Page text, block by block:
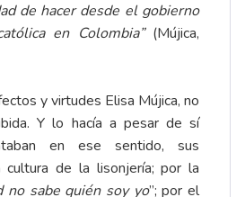
de hacer desde el gobierno
en Colombia”(Mújica,
y virtudes Elisa Mújica, no
Y lo hacía a pesar de sí
en ese sentido, sus
cultura de la lisonjería; por la
no sabe quién soy yo”; por el